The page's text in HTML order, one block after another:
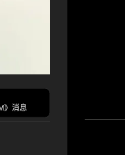
》消息